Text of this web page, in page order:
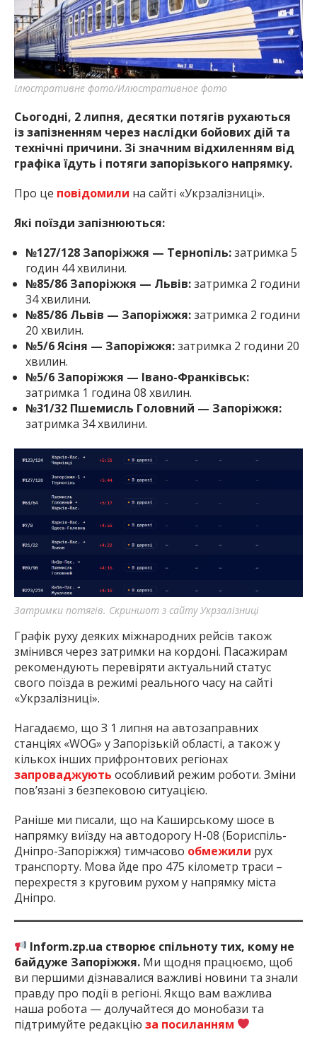
найважливішу інформацію про події
міста Запоріжжя та області.
Ілюстративне фото/Илюстративное фото
Сьогодні, 2 липня, десятки потягів рухаються
із запізненням через наслідки бойових дій та
технічні причини. Зі значним відхиленням від
графіка їдуть і потяги запорізького напрямку.
Про це повідомили на сайті «Укрзалізниці».
Які поїзди запізнюються:
№127/128 Запоріжжя — Тернопіль:затримка 5
годин 44 хвилини.
№85/86 Запоріжжя — Львів:затримка 2 години
34 хвилини.
№85/86 Львів — Запоріжжя:затримка 2 години
20 хвилин.
№5/6 Ясіня — Запоріжжя:затримка 2 години 20
хвилин.
№5/6 Запоріжжя — Івано-Франківськ:
затримка 1 година 08 хвилин.
№31/32 Пшемисль Головний — Запоріжжя:
затримка 34 хвилини.
Затримки потягів. Скриншот з сайту Укрзалізниці
Графік руху деяких міжнародних рейсів також
змінився через затримки на кордоні. Пасажирам
рекомендують перевіряти актуальний статус
свого поїзда в режимі реального часу на сайті
«Укрзалізниці».
Нагадаємо, що З 1 липня на автозаправних
станціях «WOG» у Запорізькій області, а також у
кількох інших прифронтових регіонах
запроваджують особливий режим роботи. Зміни
пов’язані з безпековою ситуацією.
Раніше ми писали, що на Каширському шосе в
напрямку виїзду на автодорогу Н-08 (Бориспіль-
Дніпро-Запоріжжя) тимчасово обмежили рух
транспорту. Мова йде про 475 кілометр траси –
перехрестя з круговим рухом у напрямку міста
Дніпро.
Inform.zp.ua створює спільноту тих, кому не
байдуже Запоріжжя. Ми щодня працюємо, щоб
ви першими дізнавалися важливі новини та знали
правду про події в регіоні. Якщо вам важлива
наша робота — долучайтеся до монобази та
підтримуйте редакцію за посиланням